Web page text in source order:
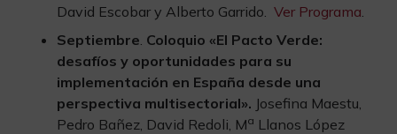
David Escobar y Alberto Garrido. Ver Programa
Septiembre Coloquio «El Pacto Verde:
desafíos y oportunidades para su
implementación en España desde una
perspectiva multisectorial». Josefina Maestu,
Pedro Bañez, David Redoli, Ma Llanos López